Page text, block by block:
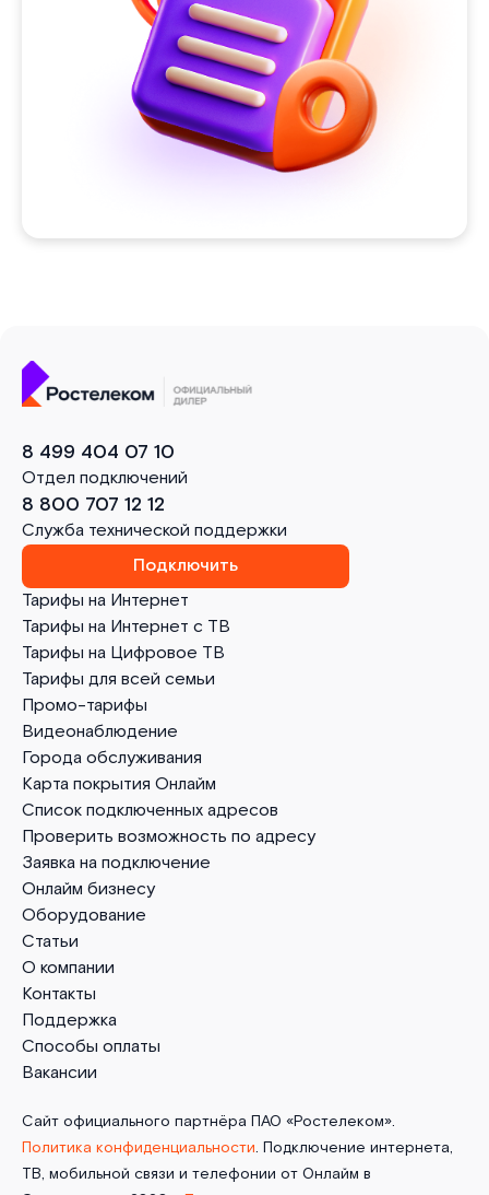
Тарифы на Интернет
Тарифы на Интернет с ТВ
Тарифы на Цифровое ТВ
Тарифы для всей семьи
Промо-тарифы
Видеонаблюдение
Города обслуживания
Карта покрытия Онлайм
Список подключенных адресов
Проверить возможность по адресу
Заявка на подключение
Онлайм бизнесу
Оборудование
Статьи
О компании
Контакты
Поддержка
Способы оплаты
Вакансии
8 499 404 07 10
Отдел подключений
8 800 707 12 12
Служба технической поддержки
Подключить
Сайт официального партнёра ПАО «Ростелеком».
Политика конфиденциальности. Подключение интернета,
ТВ, мобильной связи и телефонии от Онлайм в